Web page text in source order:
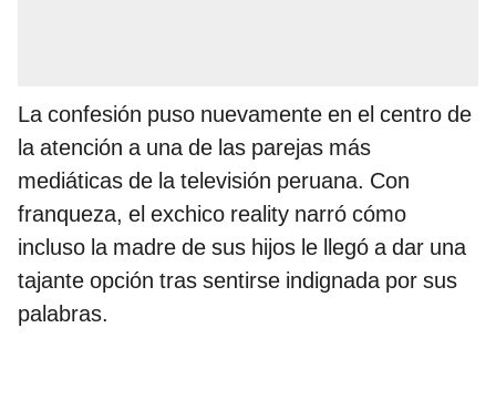
La confesión puso nuevamente en el centro de
la atención a una de las parejas más
mediáticas de la televisión peruana. Con
franqueza, el exchico reality narró cómo
incluso la madre de sus hijos le llegó a dar una
tajante opción tras sentirse indignada por sus
palabras.